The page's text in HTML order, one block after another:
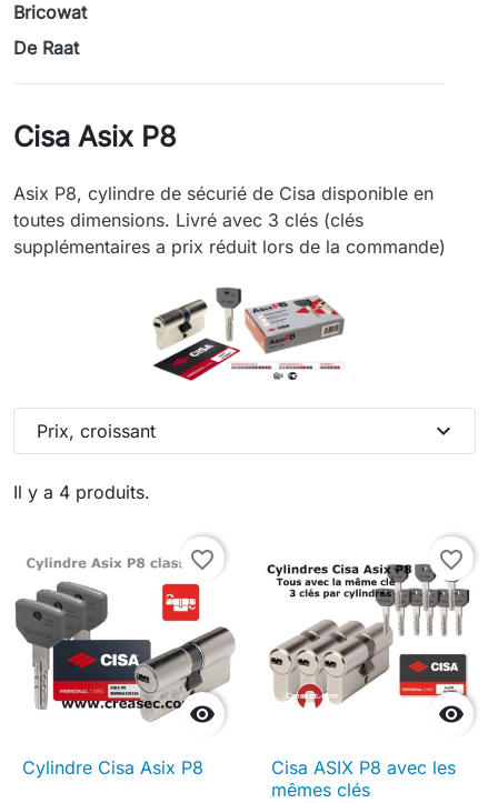
Bricowat
De Raat
Cisa Asix P8
Asix P8, cylindre de sécurié de Cisa disponible en
toutes dimensions. Livré avec 3 clés (clés
supplémentaires a prix réduit lors de la commande)
Il y a 4 produits.
Prix, croissant expand_more

favorite_border
Cylindre Cisa Asix P8

favorite_border
Cisa ASIX P8 avec les
mêmes clés